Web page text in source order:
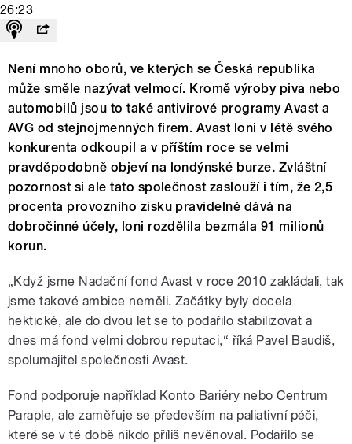
26:23
Není mnoho oborů, ve kterých se Česká republika
může směle nazývat velmocí. Kromě výroby piva nebo
automobilů jsou to také antivirové programy Avast a
AVG od stejnojmenných firem. Avast loni v létě svého
konkurenta odkoupil a v příštím roce se velmi
pravděpodobně objeví na londýnské burze. Zvláštní
pozornost si ale tato společnost zaslouží i tím, že 2,5
procenta provozního zisku pravidelně dává na
dobročinné účely, loni rozdělila bezmála 91 milionů
korun.
„Když jsme Nadační fond Avast v roce 2010 zakládali, tak
jsme takové ambice neměli. Začátky byly docela
hektické, ale do dvou let se to podařilo stabilizovat a
dnes má fond velmi dobrou reputaci,“ říká Pavel Baudiš,
spolumajitel společnosti Avast.
Fond podporuje například Konto Bariéry nebo Centrum
Paraple, ale zaměřuje se především na paliativní péči,
které se v té době nikdo příliš nevěnoval. Podařilo se